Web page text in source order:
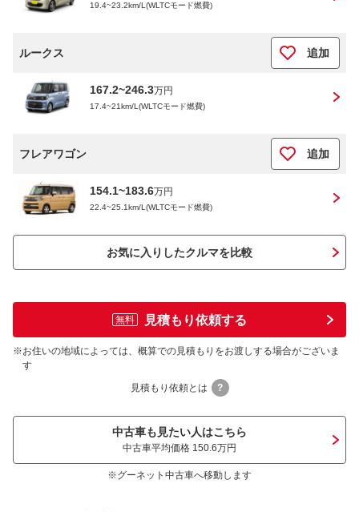
19.4~23.2km/L(WLTCモード燃費)
ルークス 追加
167.2~246.3万円
17.4~21km/L(WLTCモード燃費)
フレアワゴン 追加
154.1~183.6万円
22.4~25.1km/L(WLTCモード燃費)
お気に入りしたクルマを比較
無料 見積もり依頼する
※お住いの地域によっては、概算での見積もりをお渡しする場合がございま
す
見積もり依頼とは
?
中古車も見たい人はこちら
中古車平均価格 150.6万円
※グーネット中古車へ移動します